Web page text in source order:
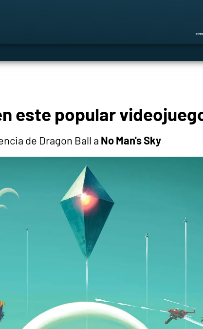
este popular
de Dragon Ball a No Man's Sky